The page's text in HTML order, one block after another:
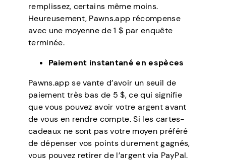
remplissez, certains même moins.
Heureusement, Pawns.app récompense
avec une moyenne de 1 $ par enquête
terminée.
Paiement instantané en espèces
Pawns.app se vante d’avoir un seuil de
paiement très bas de 5 $, ce qui signifie
que vous pouvez avoir votre argent avant
de vous en rendre compte. Si les cartes-
cadeaux ne sont pas votre moyen préféré
de dépenser vos points durement gagnés,
vous pouvez retirer de l’argent via PayPal.